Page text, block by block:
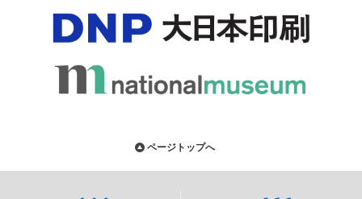
ページトップへ